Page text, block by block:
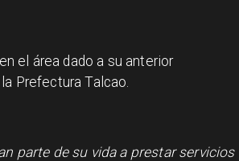
el área dado a su anterior
Prefectura Talcao.
parte de su vida a prestar servicios